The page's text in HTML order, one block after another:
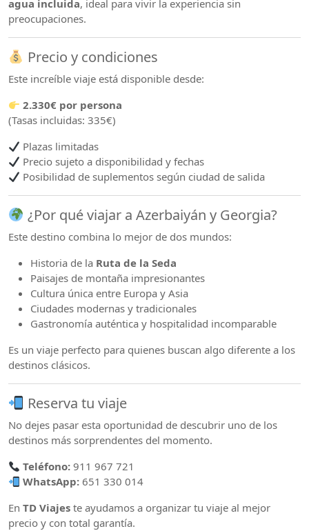
agua incluida, ideal para vivir la experiencia sin
preocupaciones.
Precio y condiciones
Este increíble viaje está disponible desde:
2.330€ por persona
(Tasas incluidas: 335€)
Plazas limitadas
Precio sujeto a disponibilidad y fechas
Posibilidad de suplementos según ciudad de salida
¿Por qué viajar a Azerbaiyán y Georgia?
Este destino combina lo mejor de dos mundos:
Historia de la Ruta de la Seda
Paisajes de montaña impresionantes
Cultura única entre Europa y Asia
Ciudades modernas y tradicionales
Gastronomía auténtica y hospitalidad incomparable
Es un viaje perfecto para quienes buscan algo diferente a los
destinos clásicos.
Reserva tu viaje
No dejes pasar esta oportunidad de descubrir uno de los
destinos más sorprendentes del momento.
Teléfono: 911 967 721
WhatsApp: 651 330 014
En TD Viajes te ayudamos a organizar tu viaje al mejor
precio y con total garantía.